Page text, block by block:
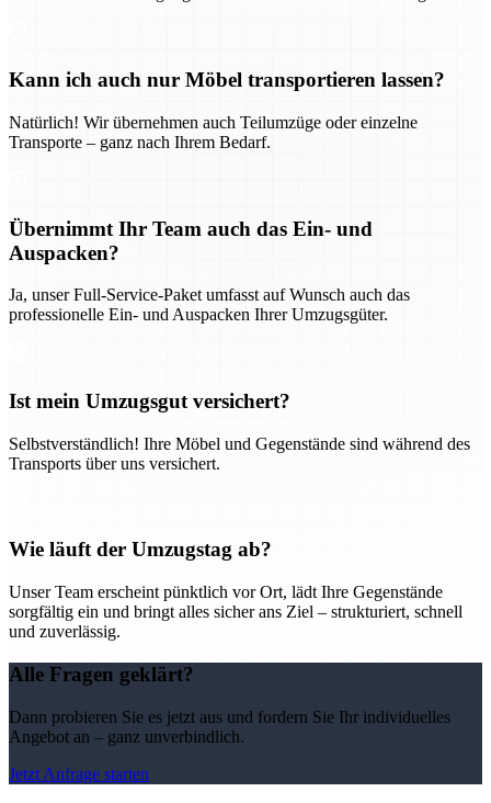
Kann ich auch nur Möbel transportieren lassen?
Natürlich! Wir übernehmen auch Teilumzüge oder einzelne
Transporte – ganz nach Ihrem Bedarf.
Übernimmt Ihr Team auch das Ein- und
Auspacken?
Ja, unser Full-Service-Paket umfasst auf Wunsch auch das
professionelle Ein- und Auspacken Ihrer Umzugsgüter.
Ist mein Umzugsgut versichert?
Selbstverständlich! Ihre Möbel und Gegenstände sind während des
Transports über uns versichert.
Wie läuft der Umzugstag ab?
Unser Team erscheint pünktlich vor Ort, lädt Ihre Gegenstände
sorgfältig ein und bringt alles sicher ans Ziel – strukturiert, schnell
und zuverlässig.
Alle Fragen geklärt?
Dann probieren Sie es jetzt aus und fordern Sie Ihr individuelles
Angebot an – ganz unverbindlich.
Jetzt Anfrage starten